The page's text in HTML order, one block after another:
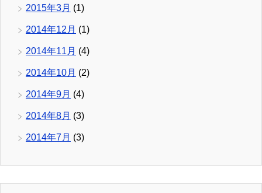
2015年3月 (1)
2014年12月 (1)
2014年11月 (4)
2014年10月 (2)
2014年9月 (4)
2014年8月 (3)
2014年7月 (3)